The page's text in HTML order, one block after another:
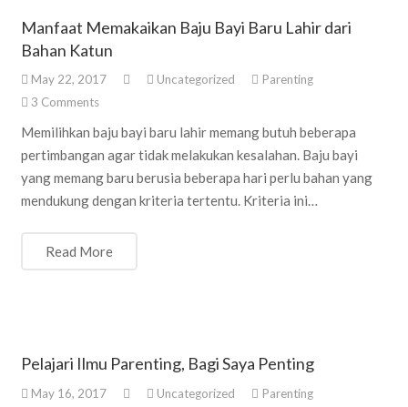
Manfaat Memakaikan Baju Bayi Baru Lahir dari
Bahan Katun
May 22, 2017 Uncategorized
Parenting
3 Comments
Memilihkan baju bayi baru lahir memang butuh beberapa
pertimbangan agar tidak melakukan kesalahan. Baju bayi
yang memang baru berusia beberapa hari perlu bahan yang
mendukung dengan kriteria tertentu. Kriteria ini…
Read More
Pelajari Ilmu Parenting, Bagi Saya Penting
May 16, 2017 Uncategorized
Parenting